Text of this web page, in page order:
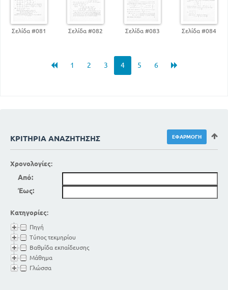
Σελίδα #081 Σελίδα #082 Σελίδα #083 Σελίδα #084
1 2 3 4 5 6
ΚΡΙΤΉΡΙΑ ΑΝΑΖΉΤΗΣΗΣ
Χρονολογίες:
Από:
Έως:
Κατηγορίες:
Πηγή
Τύπος τεκμηρίου
Βαθμίδα εκπαίδευσης
Μάθημα
Γλώσσα